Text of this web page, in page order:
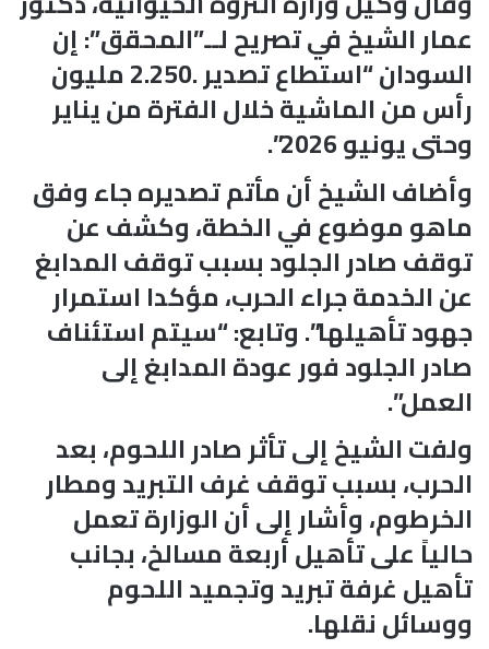
عمار الشيخ في تصريح لــ”المحقق”: إن
السودان “استطاع تصدير .2.250 مليون
رأس من الماشية خلال الفترة من يناير
وحتى يونيو 2026”.
وأضاف الشيخ أن مأتم تصديره جاء وفق
ماهو موضوع في الخطة، وكشف عن
توقف صادر الجلود بسبب توقف المدابغ
عن الخدمة جراء الحرب، مؤكدا استمرار
جهود تأهيلها”. وتابع: “سيتم استئناف
صادر الجلود فور عودة المدابغ إلى
العمل”.
ولفت الشيخ إلى تأثر صادر اللحوم، بعد
الحرب، بسبب توقف غرف التبريد ومطار
الخرطوم، وأشار إلى أن الوزارة تعمل
حالياً على تأهيل أربعة مسالخ، بجانب
تأهيل غرفة تبريد وتجميد اللحوم
ووسائل نقلها.